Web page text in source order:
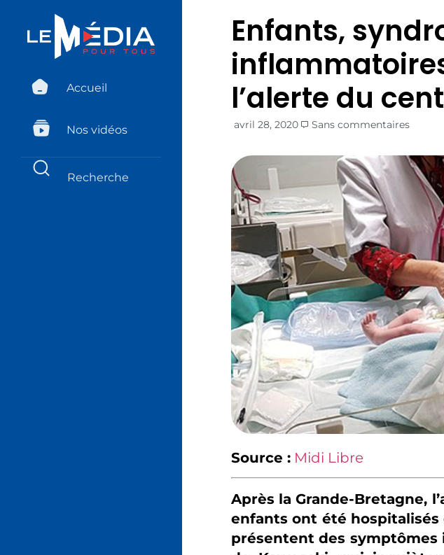
Accueil
Nos vidéos
Enfants,
l’alerte du
avril 28, 2020 Sans commentaires
Source : Midi Libre
Après la Grande-Bretagne,
enfants ont été
présentent des symptômes